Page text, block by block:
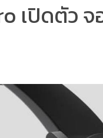
เปิดตัว